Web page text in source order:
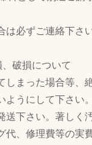
必ずご連絡下さい
破損について
しまった場合等、
ようにして下さい
送下さい。著しく
代、修理費等の実